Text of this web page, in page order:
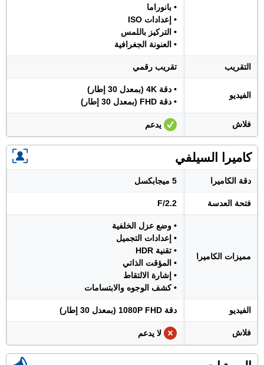
• بانوراما
• إعدادات ISO
• التركيز باللمس
• العنونة الجغرافية
التقريب تقريب رقمي
الفيديو
• دقة 4K (بمعدل 30 إطار)
• دقة FHD (بمعدل 30 إطار)
فلاش يدعم
كاميرا السيلفي
دقة الكاميرا 5 ميجابكسل
فتحة العدسة F/2.2
مميزات الكاميرا
• وضع عزل الخلفية
• إعدادات التجميل
• تقنية HDR
• المؤقت الذاتي
• إشارة الالتقاط
• كشف الوجوه والابتسامات
الفيديو دقة 1080P FHD (بمعدل 30 إطار)
فلاش لا يدعم